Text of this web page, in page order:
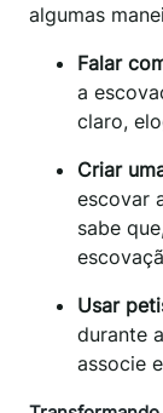
algumas
Falar
a
claro,
Criar
escovar
sabe
Usar
durante
associe